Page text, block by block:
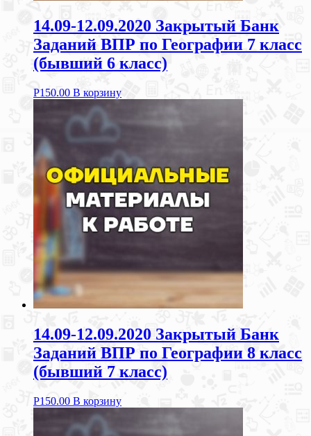
14.09-12.09.2020 Закрытый Банк
Заданий ВПР по Географии 7 класс
(бывший 6 класс)
Р150.00 В корзину
14.09-12.09.2020 Закрытый Банк
Заданий ВПР по Географии 8 класс
(бывший 7 класс)
Р150.00 В корзину